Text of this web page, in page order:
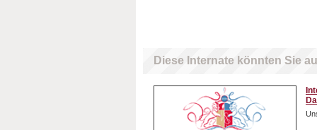
Diese Internate könnten Sie